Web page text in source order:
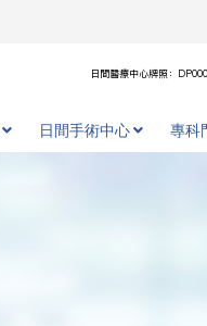
日間醫療中心牌照：
日間手術中心 專科